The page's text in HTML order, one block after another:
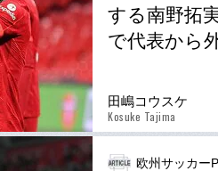
する南野拓
で代表から
田嶋コウスケ
Kosuke Tajima
欧州サッカー